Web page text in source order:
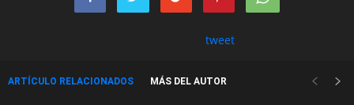
tweet
ARTÍCULO RELACIONADOS MÁS DEL AUTOR